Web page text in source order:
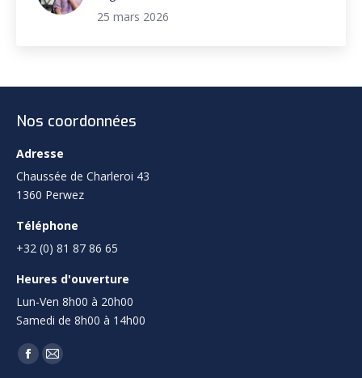
25 mars 2026
Nos coordonnées
Adresse
Chaussée de Charleroi 43
1360 Perwez
Téléphone
+32 (0) 81 87 86 65
Heures d'ouverture
Lun-Ven 8h00 à 20h00
Samedi de 8h00 à 14h00
Trouvez nous sur :
Facebook
Mail